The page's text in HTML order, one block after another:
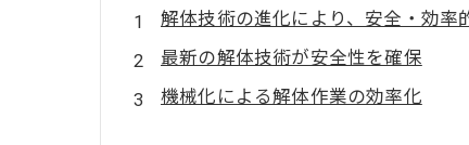
解体技術の進化により、安全・効率
最新の解体技術が安全性を確保
機械化による解体作業の効率化